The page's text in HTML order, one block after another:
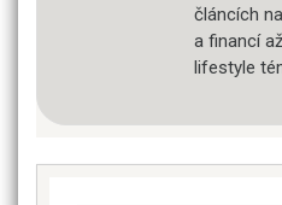
článcích
a financí
lifestyle